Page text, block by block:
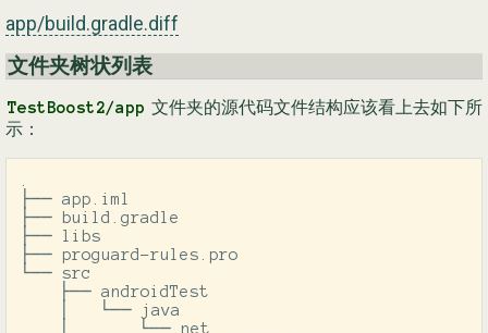
app/build.gradle.diff
文件夹树状列表
TestBoost2/app 文件夹的源代码文件结构应该看上去如下所
示：
.
├── app.iml
├── build.gradle
├── libs
├── proguard-rules.pro
└── src
    ├── androidTest
    │   └── java
    │       └── net